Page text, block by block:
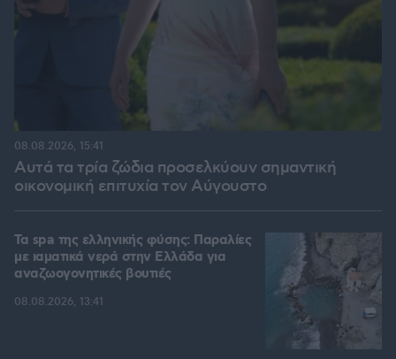
Αυτά τα τρία ζώδια προσελκύουν σημαντική
οικονομική επιτυχία τον Αύγουστο
08.08.2026, 15:41
Τα spa της ελληνικής φύσης: Παραλίες
με ιαματικά νερά στην Ελλάδα για
αναζωογονητικές βουτιές
08.08.2026, 13:41